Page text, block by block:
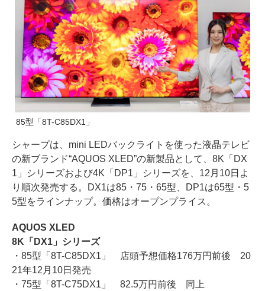
85型「8T-C85DX1」
シャープは、mini LEDバックライトを使った液晶テレビ
の新ブランド“AQUOS XLED”の新製品として、8K「DX
1」シリーズおよび4K「DP1」シリーズを、12月10日よ
り順次発売する。DX1は85・75・65型、DP1は65型・5
5型をラインナップ。価格はオープンプライス。
AQUOS XLED
8K「DX1」シリーズ
・85型「8T-C85DX1」 店頭予想価格176万円前後 20
21年12月10日発売
・75型「8T-C75DX1」 82.5万円前後 同上